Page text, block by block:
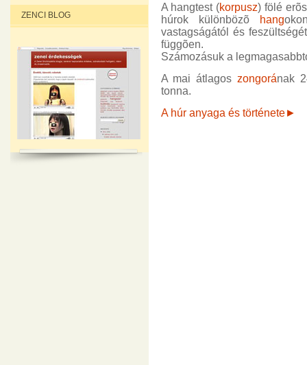
ZENCI BLOG
A hangtest (korpusz) fölé
húrok különbözõ
hang
vastagságától és
függõen.
Számozásuk a
A mai átlagos zongorának
tonna.
A húr anyaga és története►